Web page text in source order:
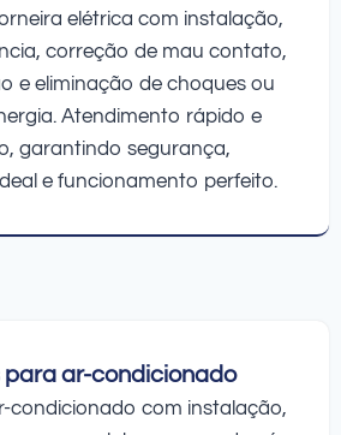
elétrica com instalação,
correção de mau contato,
e eliminação de choques ou
Atendimento rápido e
garantindo segurança,
e funcionamento perfeito.
para ar-condicionado
condicionado com instalação,